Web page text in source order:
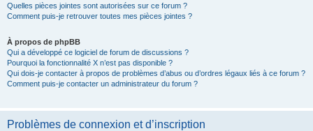
Quelles pièces jointes sont autorisées sur ce forum ?
Comment puis-je retrouver toutes mes pièces jointes ?
À propos de phpBB
Qui a développé ce logiciel de forum de discussions ?
Pourquoi la fonctionnalité X n’est pas disponible ?
Qui dois-je contacter à propos de problèmes d’abus ou d’ordres légaux liés à ce forum ?
Comment puis-je contacter un administrateur du forum ?
Problèmes de connexion et d’inscription